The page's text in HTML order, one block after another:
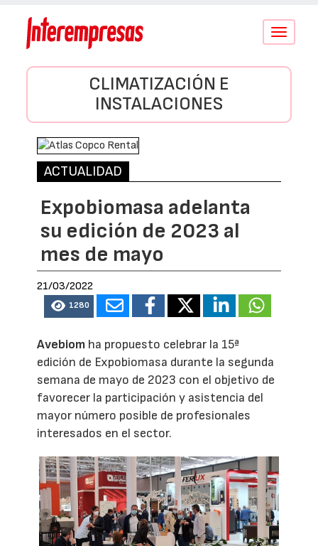
Conmutar
CLIMATIZACIÓN E
INSTALACIONES
ACTUALIDAD
Expobiomasa adelanta
su edición de 2023 al
mes de mayo
21/03/2022
1280
Avebiom ha propuesto celebrar la 15ª
edición de Expobiomasa durante la segunda
semana de mayo de 2023 con el objetivo de
favorecer la participación y asistencia del
mayor número posible de profesionales
interesados en el sector.